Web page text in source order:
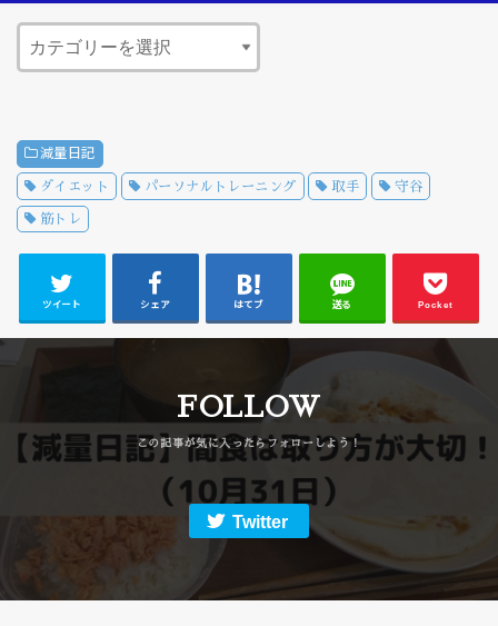
減量日記
ダイエット パーソナルトレーニング 取手 守谷
筋トレ
ツイート シェア はてブ 送る Pocket
FOLLOW
Twitter